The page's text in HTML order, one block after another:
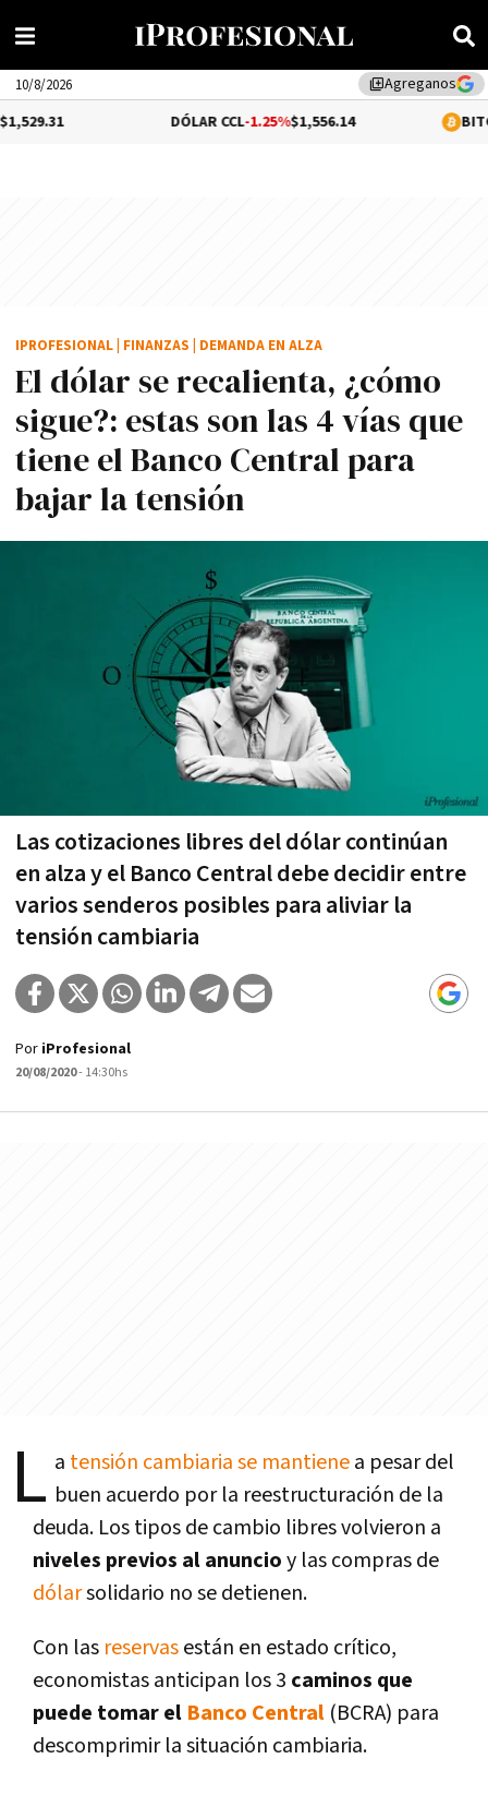
library_addAgreganos
10/8/2026
-1.25%$1,556.14 0.28%
El dólar se recalienta, ¿cómo
sigue?: estas son las 4 vías que
tiene el Banco Central para
bajar la tensión
Las cotizaciones libres del dólar continúan
en alza y el Banco Central debe decidir entre
varios senderos posibles para aliviar la
tensión cambiaria
IPROFESIONAL FINANZAS DEMANDA EN ALZA
Por iProfesional
20/08/2020- 14:30hs
L a tensión cambiaria se mantienea pesar del
buen acuerdo por la reestructuración de la
deuda. Los tipos de cambio libres volvieron a
niveles previos al anuncioy las compras de
dólarsolidario no se detienen.
Con las reservasestán en estado crítico,
economistas anticipan los 3 caminos que
puede tomar el Banco Central (BCRA) para
descomprimir la situación cambiaria.